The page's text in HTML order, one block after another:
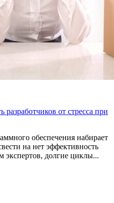
разработчиков от стресса при
обеспечения набирает
на нет эффективность
долгие циклы...